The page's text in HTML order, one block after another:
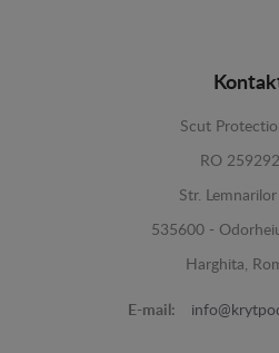
Scut
RO
Str.
535600 -
Harghita,
E-mail: